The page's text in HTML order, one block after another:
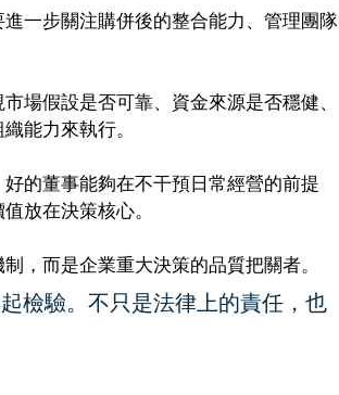
一步關注購併後的整合能力、管理團隊
場假設是否可靠、資金來源是否穩健、
能力來執行。
的董事能夠在不干預日常經營的前提
放在決策核心。
，而是企業重大決策的品質把關者。
檢驗。不只是法律上的責任，也